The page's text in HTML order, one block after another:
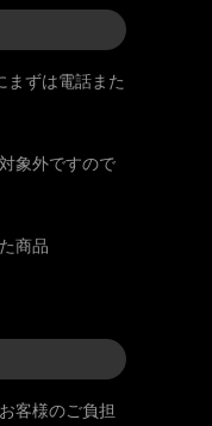
まずは電話また
象外ですので
商品
客様のご負担